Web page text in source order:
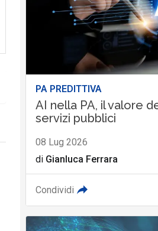
PA PREDITTIVA
AI nella PA, il valore
servizi pubblici
08 Lug 2026
di Gianluca Ferrara
Condividi